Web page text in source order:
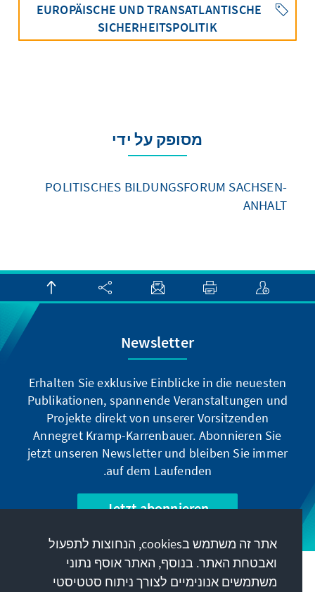
EUROPÄISCHE UND TRANSATLANTISCHE
SICHERHEITSPOLITIK
מסופק על ידי
POLITISCHES BILDUNGSFORUM SACHSEN-
ANHALT
Newsletter
Erhalten Sie exklusive Einblicke in die neuesten
Publikationen, spannende Veranstaltungen und
Projekte direkt von unserer Vorsitzenden
Annegret Kramp-Karrenbauer. Abonnieren Sie
jetzt unseren Newsletter und bleiben Sie immer
auf dem Laufenden.
Jetzt abonnieren
המשימה שלנו
אתר זה משתמש בcookies, הנחוצות לתפעול
ואבטחת האתר. בנוסף, האתר אוסף נתוני
משתמשים אנונימיים לצורך ניתוח סטטיסטי